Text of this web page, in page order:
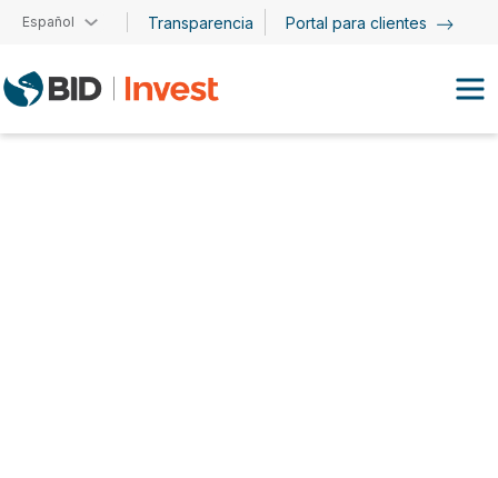
Pasar al contenido principal
Español Transparencia Portal para clientes